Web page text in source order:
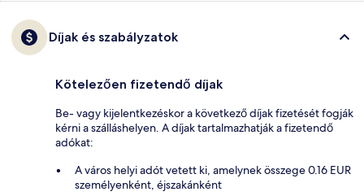
Díjak és szabályzatok
Kötelezően fizetendő díjak
Be- vagy kijelentkezéskor a következő díjak fizetését fogják
kérni a szálláshelyen. A díjak tartalmazhatják a fizetendő
adókat:
A város helyi adót vetett ki, amelynek összege 0.16 EUR
személyenként, éjszakánként